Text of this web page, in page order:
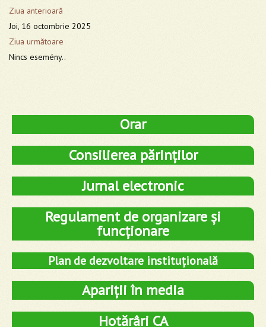
Ziua anterioară
Joi, 16 octombrie 2025
Ziua următoare
Nincs esemény..
Orar
Consilierea părinților
Jurnal electronic
Regulament de organizare și
funcționare
Plan de dezvoltare instituțională
Apariții în media
Hotărâri CA